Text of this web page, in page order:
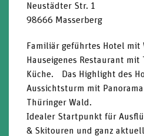
Neustädter Str. 1
98666 Masserberg
Familiär geführtes Hotel mit
Hauseigenes Restaurant
Küche. Das Highlight des
Aussichtsturm mit
Thüringer Wald.
Idealer Startpunkt für
& Skitouren und ganz